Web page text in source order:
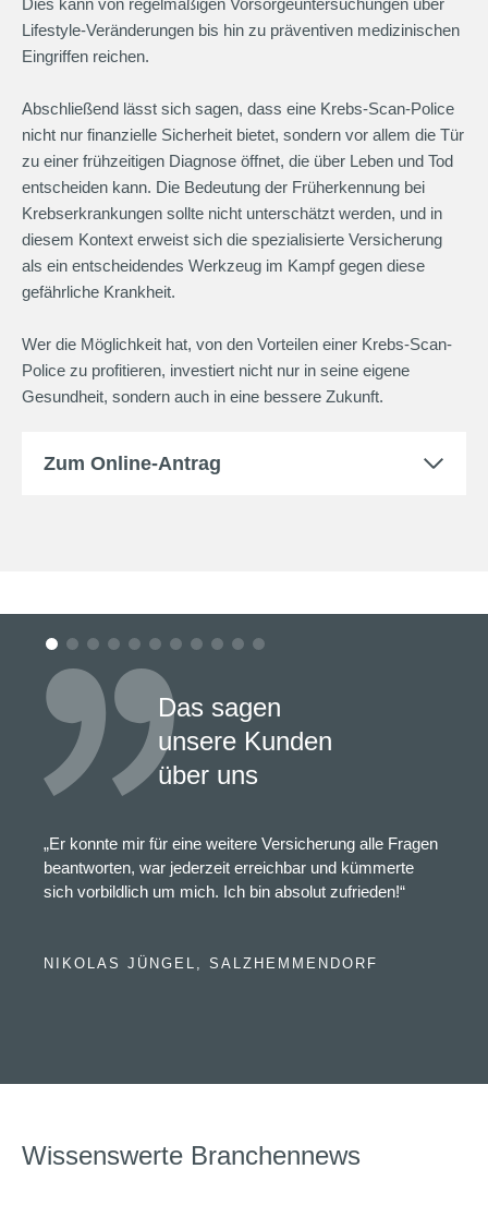
Lifestyle-Veränderungen bis hin zu präventiven medizinischen
Eingriffen reichen.
Abschließend lässt sich sagen, dass eine Krebs-Scan-Police
nicht nur finanzielle Sicherheit bietet, sondern vor allem die Tür
zu einer frühzeitigen Diagnose öffnet, die über Leben und Tod
entscheiden kann. Die Bedeutung der Früherkennung bei
Krebserkrankungen sollte nicht unterschätzt werden, und in
diesem Kontext erweist sich die spezialisierte Versicherung
als ein entscheidendes Werkzeug im Kampf gegen diese
gefährliche Krankheit.
Wer die Möglichkeit hat, von den Vorteilen einer Krebs-Scan-
Police zu profitieren, investiert nicht nur in seine eigene
Gesundheit, sondern auch in eine bessere Zukunft.
Zum Online-Antrag
Das sagen
unsere Kunden
über uns
„Er konnte mir für eine weitere Versicherung alle Fragen
beantworten, war jederzeit erreichbar und kümmerte
sich vorbildlich um mich. Ich bin absolut zufrieden!“
NIKOLAS JÜNGEL, SALZHEMMENDORF
Wissenswerte Branchennews